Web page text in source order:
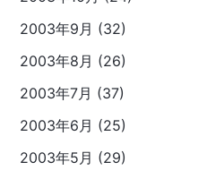
2003年9月 (32)
2003年8月 (26)
2003年7月 (37)
2003年6月 (25)
2003年5月 (29)